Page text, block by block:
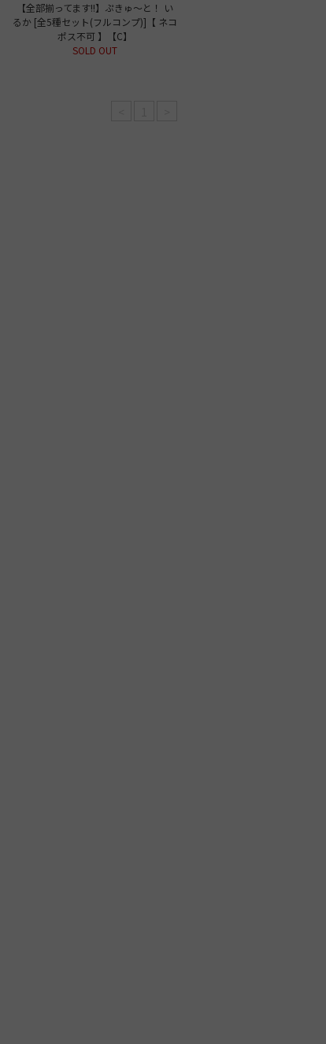
【全部揃ってます!!】ぷきゅ～と！ い
るか [全5種セット(フルコンプ)]【 ネコ
ポス不可 】【C】
SOLD OUT